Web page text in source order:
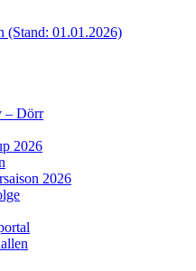
(Stand: 01.01.2026)
– Dörr
2026
2026